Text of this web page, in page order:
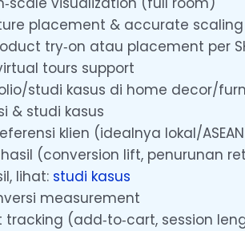
placement & accurate scaling
try‑on atau placement per
tours support
studi kasus di home decor/
& studi kasus
klien (idealnya lokal/
hasil (conversion lift, penurunan
lihat: studi kasus
measurement
tracking (add‑to‑cart, session